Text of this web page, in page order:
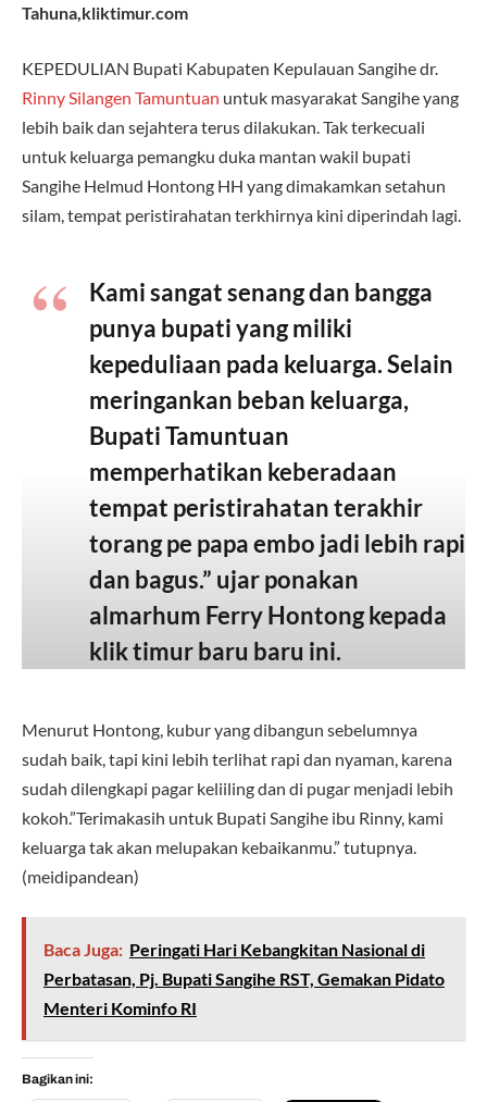
Tahuna,kliktimur.com
KEPEDULIAN Bupati Kabupaten Kepulauan Sangihe dr.
Rinny Silangen Tamuntuan untuk masyarakat Sangihe yang
lebih baik dan sejahtera terus dilakukan. Tak terkecuali
untuk keluarga pemangku duka mantan wakil bupati
Sangihe Helmud Hontong HH yang dimakamkan setahun
silam, tempat peristirahatan terkhirnya kini diperindah lagi.
Kami sangat senang dan bangga
punya bupati yang miliki
kepeduliaan pada keluarga. Selain
meringankan beban keluarga,
Bupati Tamuntuan
memperhatikan keberadaan
tempat peristirahatan terakhir
torang pe papa embo jadi lebih rapi
dan bagus.” ujar ponakan
almarhum Ferry Hontong kepada
klik timur baru baru ini.
Menurut Hontong, kubur yang dibangun sebelumnya
sudah baik, tapi kini lebih terlihat rapi dan nyaman, karena
sudah dilengkapi pagar keliiling dan di pugar menjadi lebih
kokoh.”Terimakasih untuk Bupati Sangihe ibu Rinny, kami
keluarga tak akan melupakan kebaikanmu.” tutupnya.
(meidipandean)
Baca Juga: Peringati Hari Kebangkitan Nasional di
Perbatasan, Pj. Bupati Sangihe RST, Gemakan Pidato
Menteri Kominfo RI
Bagikan ini: